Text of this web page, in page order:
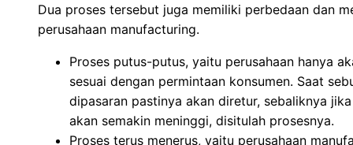
Dua proses tersebut juga memiliki perbedaan dan
perusahaan manufacturing.
Proses putus-putus, yaitu perusahaan hanya
sesuai dengan permintaan konsumen. Saat
dipasaran pastinya akan diretur, sebaliknya
akan semakin meninggi, disitulah prosesnya.
Proses terus menerus, yaitu perusahaan